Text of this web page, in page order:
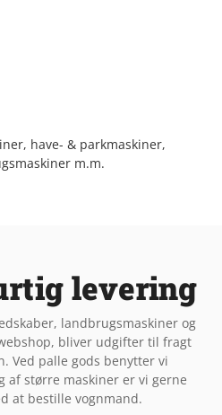
have- & parkmaskiner,
m.m.
levering
landbrugsmaskiner og
bliver udgifter til fragt
Ved palle gods benytter vi
af større maskiner er vi gerne
at bestille vognmand.